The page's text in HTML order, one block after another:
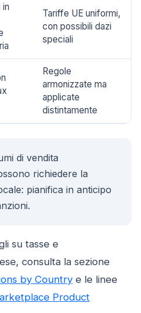
in
Tariffe UE uniformi,
con possibili dazi
speciali
Regole
armonizzate ma
applicate
distintamente
di vendita
richiedere la
pianifica in anticipo
su tasse e
consulta la sezione
by Country e le linee
Product